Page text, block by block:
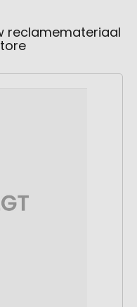
reclamemateriaal